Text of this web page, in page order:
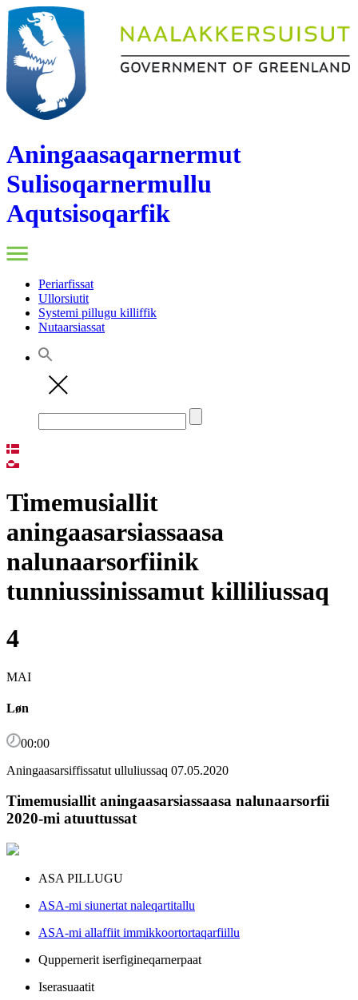
Aningaasaqarnermut
Sulisoqarnermullu
Aqutsisoqarfik
Periarfissat
Ullorsiutit
Systemi pillugu killiffik
Nutaarsiassat
Timemusiallit
aningaasarsiassaasa
nalunaarsorfiinik
tunniussinissamut killiliussaq
4
MAI
Løn
00:00
Aningaasarsiffissatut ulluliussaq 07.05.2020
Timemusiallit aningaasarsiassaasa nalunaarsorfii
2020-mi atuuttussat
ASA PILLUGU
ASA-mi siunertat naleqartitallu
ASA-mi allaffiit immikkoortortaqarfiillu
Quppernerit iserfigineqarnerpaat
Iserasuaatit